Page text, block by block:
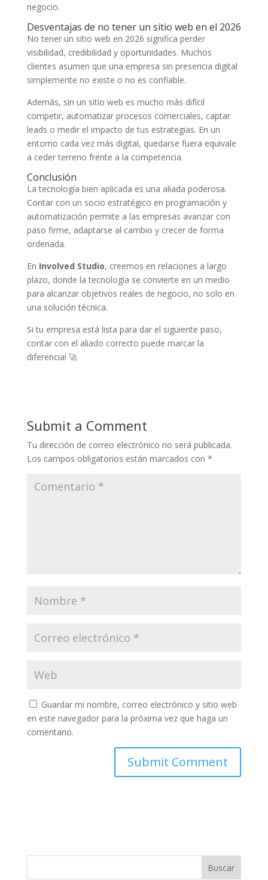
negocio.
Desventajas de no tener un sitio web en el 2026
No tener un sitio web en 2026 significa perder
visibilidad, credibilidad y oportunidades. Muchos
clientes asumen que una empresa sin presencia digital
simplemente no existe o no es confiable.
Además, sin un sitio web es mucho más difícil
competir, automatizar procesos comerciales, captar
leads o medir el impacto de tus estrategias. En un
entorno cada vez más digital, quedarse fuera equivale
a ceder terreno frente a la competencia.
Conclusión
La tecnología bien aplicada es una aliada poderosa.
Contar con un socio estratégico en programación y
automatización permite a las empresas avanzar con
paso firme, adaptarse al cambio y crecer de forma
ordenada.
En Involved Studio, creemos en relaciones a largo
plazo, donde la tecnología se convierte en un medio
para alcanzar objetivos reales de negocio, no solo en
una solución técnica.
Si tu empresa está lista para dar el siguiente paso,
contar con el aliado correcto puede marcar la
diferencia! 🚀
Submit a Comment
Tu dirección de correo electrónico no será publicada.
Los campos obligatorios están marcados con *
Guardar mi nombre, correo electrónico y sitio web
en este navegador para la próxima vez que haga un
comentario.
Buscar